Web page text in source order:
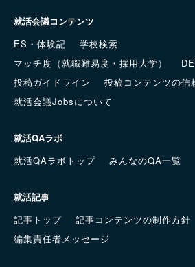
就活会議コンテンツ
ES・体験記
学校検索
マッチ度（就職難易度・採用大学）
投稿ガイドライン
投稿コンテンツの信
就活会議Jobsについて
就活QAラボ
就活QAラボトップ
みんなのQA一覧
就活記事
記事トップ
記事コンテンツの制作方針
編集責任者メッセージ